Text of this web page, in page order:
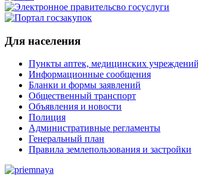
Для населения
Пункты аптек, медицинских учреждений
Информационные сообщения
Бланки и формы заявлений
Общественный транспорт
Объявления и новости
Полиция
Административные регламенты
Генеральный план
Правила землепользования и застройки